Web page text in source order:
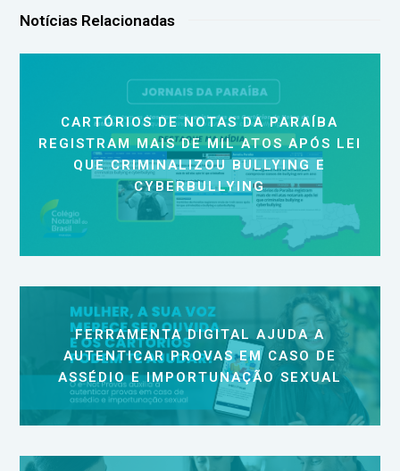
Notícias Relacionadas
CARTÓRIOS DE NOTAS DA PARAÍBA
REGISTRAM MAIS DE MIL ATOS APÓS LEI
QUE CRIMINALIZOU BULLYING E
CYBERBULLYING
FERRAMENTA DIGITAL AJUDA A
AUTENTICAR PROVAS EM CASO DE
ASSÉDIO E IMPORTUNAÇÃO SEXUAL